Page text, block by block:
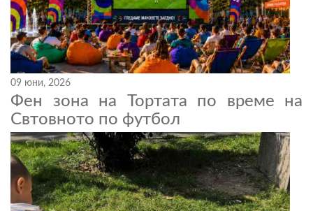
09 юни, 2026
Фен зона на Тортата по време на
Свтовното по футбол